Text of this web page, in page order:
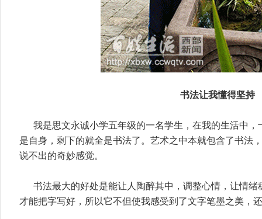
书法让我懂得坚持
我是思文永诚小学五年级的一名学生，在我的生活中
是自身，剩下的就全是书法了。艺术之中本就包含了书法
说不出的奇妙感觉。
书法最大的好处是能让人陶醉其中，调整心情，让情
才能把字写好，所以它不但使我感受到了文字笔墨之美，